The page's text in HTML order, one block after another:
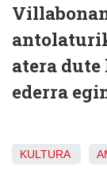
atera
ederra
KULTURA